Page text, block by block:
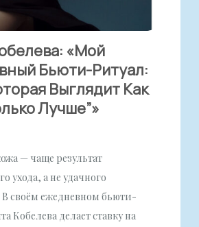
«Мой
Бьюти-Ритуал:
Выглядит Как
Лучше”»
— чаще результат
ухода, а не удачного
В своём ежедневном бьюти-
Кобелева делает ставку на